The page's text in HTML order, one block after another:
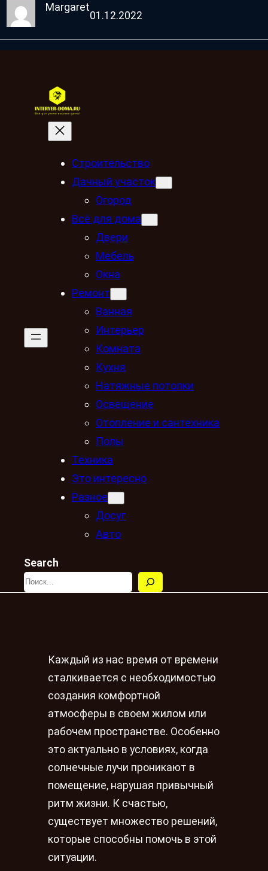
Margaret
01.12.2022
Строительство
Дачный участок
Огород
Всё для дома
Двери
Мебель
Окна
Ремонт
Ванная
Интерьер
Комната
Кухня
Натяжные потолки
Освещение
Отопление и сантехника
Полы
Техника
Это интересно
Разное
Досуг
Авто
Search
Каждый из нас время от времени
сталкивается с необходимостью
создания комфортной
атмосферы в своем жилом или
рабочем пространстве. Особенно
это актуально в условиях, когда
солнечные лучи проникают в
помещение, нарушая привычный
ритм жизни. К счастью,
существует множество решений,
которые способны помочь в этой
ситуации.